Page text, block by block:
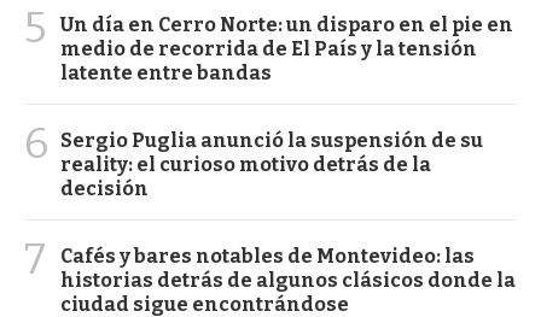
5
Un día en Cerro Norte: un disparo en el pie en
medio de recorrida de El País y la tensión
latente entre bandas
6
Sergio Puglia anunció la suspensión de su
reality: el curioso motivo detrás de la
decisión
7
Cafés y bares notables de Montevideo: las
historias detrás de algunos clásicos donde la
ciudad sigue encontrándose